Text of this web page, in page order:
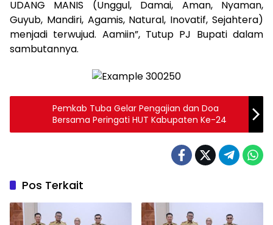
UDANG MANIS (Unggul, Damai, Aman, Nyaman,
Guyub, Mandiri, Agamis, Natural, Inovatif, Sejahtera)
menjadi terwujud. Aamiin”, Tutup PJ Bupati dalam
sambutannya.
Pemkab Tuba Gelar Pengajian dan Doa
Bersama Peringati HUT Kabupaten Ke-24
Pos Terkait